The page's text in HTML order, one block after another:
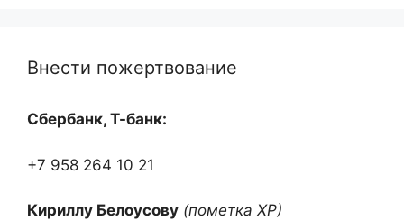
Внести пожертвование
Сбербанк, Т-банк:
+7 958 264 10 21
Кириллу Белоусову (пометка ХР)